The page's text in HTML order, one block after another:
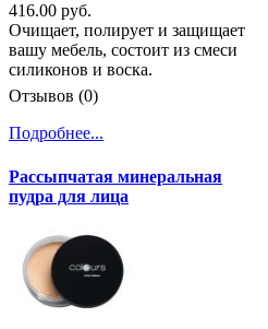
416.00 руб.
Очищает, полирует и защищает
вашу мебель, состоит из смеси
силиконов и воска.
Отзывов (0)
Подробнее...
Рассыпчатая минеральная
пудра для лица